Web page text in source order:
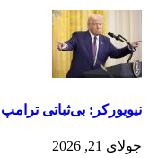
نیویورکر: بی‌ثباتی
جولای 21, 2026